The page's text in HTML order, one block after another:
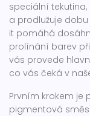
speciální tekutina,
a prodlužuje
it pomáhá
prolínání barev
vás provede
co vás čeká v
Prvním krokem je
pigmentová